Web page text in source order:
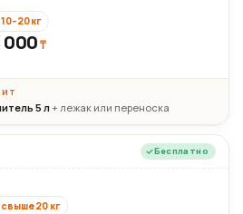
кг
000₸
5 л+ лежак или переноска
Бесплатно
20 кг